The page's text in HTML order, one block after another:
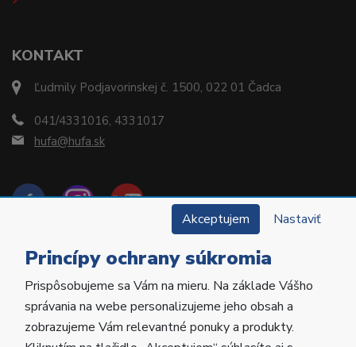
KONTAKT
Ľudmily Podjavorinskej č. 1500, 022 01 Čadca
041/4331016, 4331017
hufa@hufa.sk
Copyright © 2022 Hu-Fa Dental a.s. Všetky práva
vyhradené.
Akceptujem Nastaviť
Princípy ochrany súkromia
Prispôsobujeme sa Vám na mieru. Na základe Vášho
správania na webe personalizujeme jeho obsah a
zobrazujeme Vám relevantné ponuky a produkty.